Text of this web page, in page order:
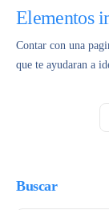
Elementos
Contar con una
que te ayudaran a
Buscar